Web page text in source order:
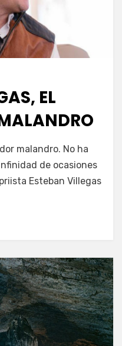
EL
malandro. No ha
de ocasiones
Esteban Villegas